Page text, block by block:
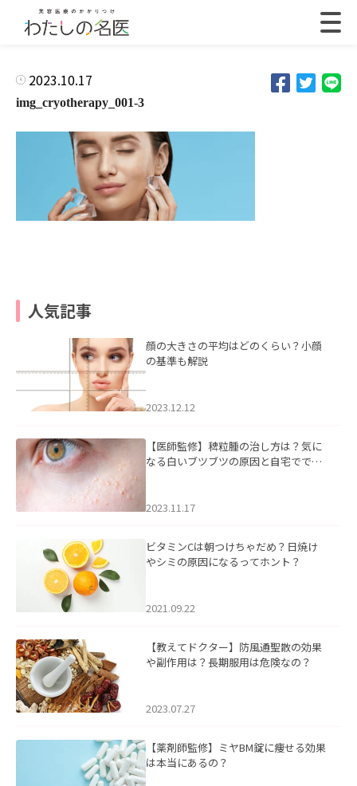
2023.10.17
img_cryotherapy_001-3
人気記事
顔の大きさの平均はどのくらい？小顔
の基準も解説
2023.12.12
【医師監修】稗粒腫の治し方は？気に
なる白いブツブツの原因と自宅ででき
2023.11.17
ビタミンCは朝つけちゃだめ？日焼け
やシミの原因になるってホント？
2021.09.22
【教えてドクター】防風通聖散の効果
や副作用は？長期服用は危険なの？
2023.07.27
【薬剤師監修】ミヤBM錠に痩せる効果
は本当にあるの？